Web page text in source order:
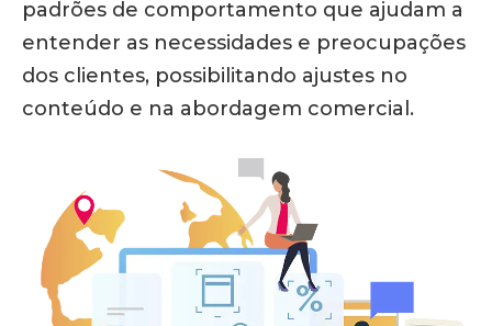
padrões de comportamento que ajudam a
entender as necessidades e preocupações
dos clientes, possibilitando ajustes no
conteúdo e na abordagem comercial.